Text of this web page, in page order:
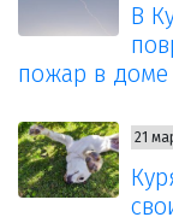
В
пожар в доме
21